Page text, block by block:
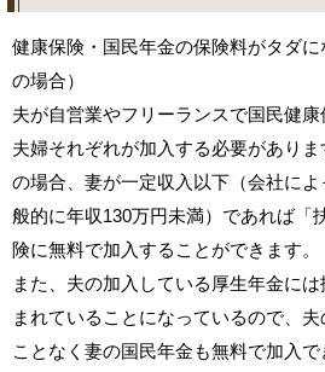
健康保険・国民年金の保険料がタダ
の場合）
夫が自営業やフリーランスで国民健康
夫婦それぞれが加入する必要があり
の場合、妻が一定収入以下（会社に
般的に年収130万円未満）であれば「
険に無料で加入することができます。
また、夫の加入している厚生年金に
まれていることになっているので、
ことなく妻の国民年金も無料で加入